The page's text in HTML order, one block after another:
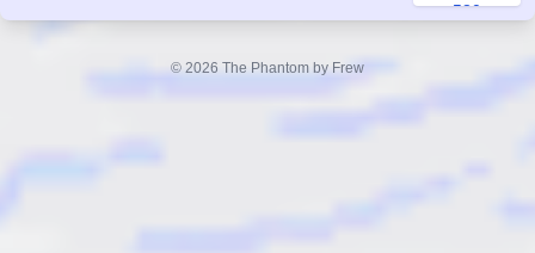
580
© 2026 The Phantom by Frew